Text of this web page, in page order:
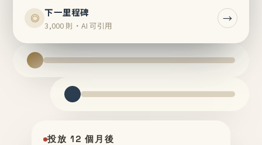
◎ 下一里程碑
3,000 則・AI 可引用
→
投放 12 個月後